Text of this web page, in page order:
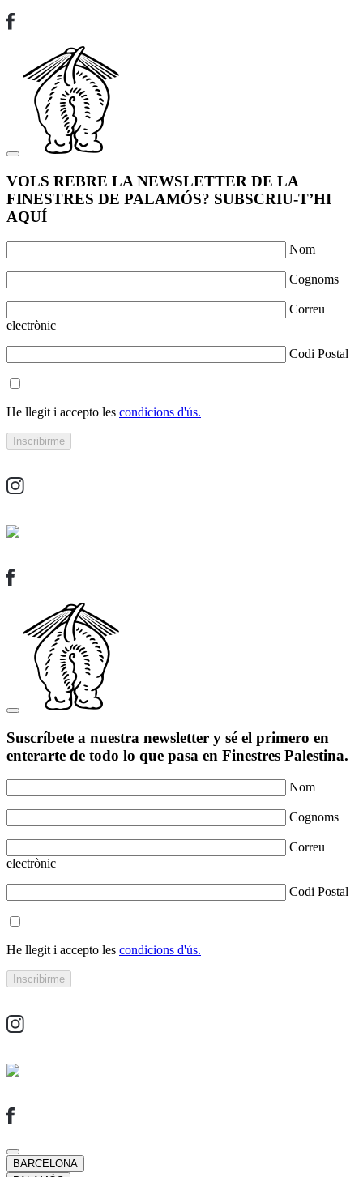
VOLS REBRE LA NEWSLETTER DE LA
FINESTRES DE PALAMÓS? SUBSCRIU-T’HI
AQUÍ
Nom
Cognoms
Correu
electrònic
Codi Postal
He llegit i accepto les condicions d'ús.
Suscríbete a nuestra newsletter y sé el primero en
enterarte de todo lo que pasa en Finestres Palestina.
Nom
Cognoms
Correu
electrònic
Codi Postal
He llegit i accepto les condicions d'ús.
BARCELONA